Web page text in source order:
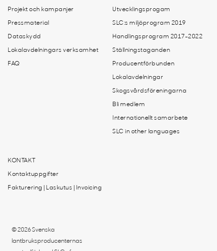
Projekt och kampanjer
Pressmaterial
Dataskydd
Lokalavdelningars verksamhet
FAQ
Utvecklingsprogam
SLC:s miljöprogram 2019
Handlingsprogram 2017-2022
Ställningstaganden
Producentförbunden
Lokalavdelningar
Skogsvårdsföreningarna
Bli medlem
Internationellt samarbete
SLC in other languages
KONTAKT
Kontaktuppgifter
Fakturering | Laskutus | Invoicing
© 2026 Svenska
lantbruksproducenternas